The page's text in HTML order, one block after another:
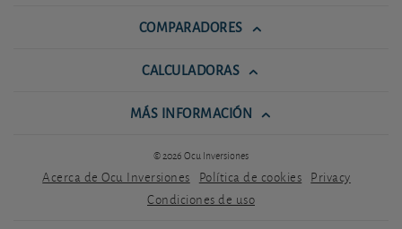
COMPARADORES
CALCULADORAS
MÁS INFORMACIÓN
© 2026 Ocu Inversiones
Acerca de Ocu Inversiones Política de cookies Privacy
Condiciones de uso